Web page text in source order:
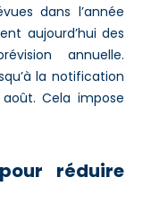
dans l’année
aujourd’hui des
annuelle.
la notification
août. Cela impose
réduire